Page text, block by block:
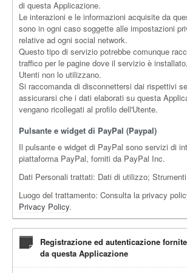
di questa Applicazione.
Le interazioni e le informazioni acquisite da
sono in ogni caso soggette alle impostazioni
relative ad ogni social network.
Questo tipo di servizio potrebbe comunque
traffico per le pagine dove il servizio è
Utenti non lo utilizzano.
Si raccomanda di disconnettersi dai rispettivi
assicurarsi che i dati elaborati su questa
vengano ricollegati al profilo dell'Utente.
Pulsante e widget di PayPal (Paypal)
Il pulsante e widget di PayPal sono servizi di
piattaforma PayPal, forniti da PayPal Inc.
Dati Personali trattati: Dati di utilizzo;
Luogo del trattamento: Consulta la privacy
Privacy Policy.
Registrazione ed autenticazione
da questa Applicazione